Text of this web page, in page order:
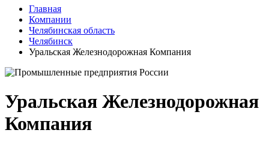
Главная
Компании
Челябинская область
Челябинск
Уральская Железнодорожная Компания
Уральская Железнодорожная
Компания